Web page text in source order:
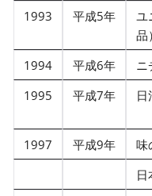
1993 平成5年
ユ
品）
1994 平成6年 ニ
1995
平成7年 日
1997
平成9年 味
日